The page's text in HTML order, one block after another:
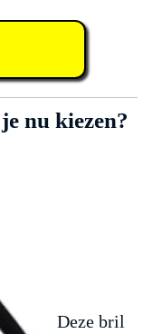
nu kiezen?
Deze bril